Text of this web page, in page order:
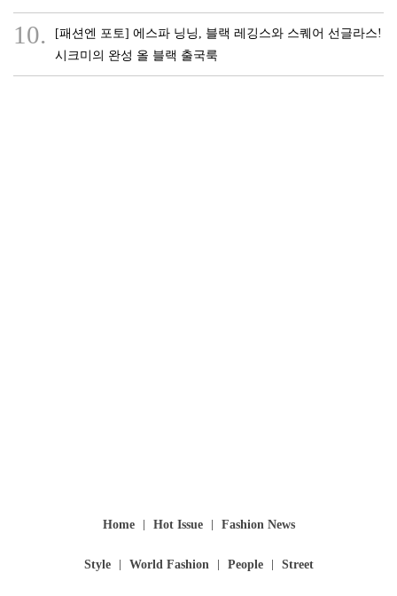
10.
[패션엔 포토] 에스파 닝닝, 블랙 레깅스와 스퀘어 선글라스!
시크미의 완성 올 블랙 출국룩
Home Hot Issue Fashion News
Style World Fashion People Street